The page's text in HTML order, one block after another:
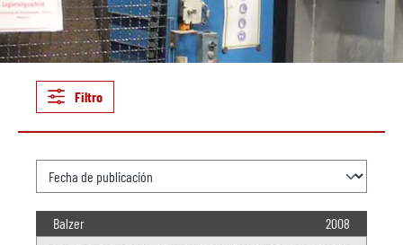
Filtro
Balzer 2008